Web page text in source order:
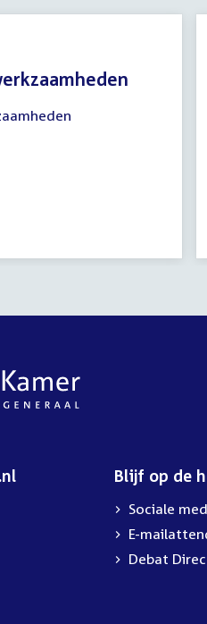
Blijf op de
Sociale
E-
Debat